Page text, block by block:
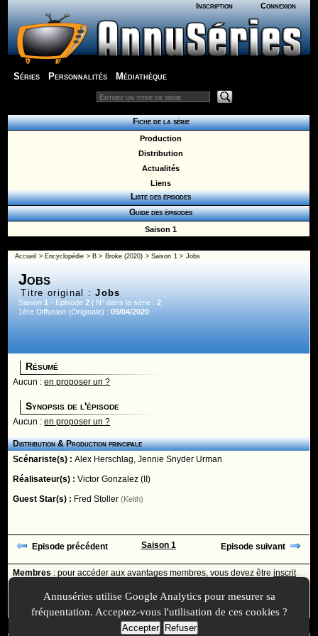
Inscription Connexion
Séries Personnalités Médiathèque
Fiche de la série
Production
Distribution
Actualités
Liens
Liste des épisodes
Guide des épisodes
Saison 1
Accueil > Encyclopédie > B > Broke (2020) >Saison 1> Jobs
Jobs
Titre original :Jobs
Saison1 - Episode2 | N° dans la série :2
1ère Diffusion (Originale) :09/04/2020
Résumé
Aucun :en proposer un ?
Synopsis de l'épisode
Aucun :en proposer un ?
Distribution & Production principale
Scénariste(s) :Alex Herschlag,Jennie Snyder Urman
Réalisateur(s) :Victor Gonzalez (II)
Guest Star(s) : Fred Stoller (Keith)
Episode précédent Saison 1 Episode suivant
Membres : pour accéder aux avantages membres, vous devez êtreinscrit
Ajoutée le :28/03/2020 à 11:30 -Mise à jour le :28/03/2020 à 11:31
Annuséries utilise Google Analytics pour mesurer sa
fréquentation. Acceptez-vous l'utilisation de ces cookies ?
Accepter Refuser